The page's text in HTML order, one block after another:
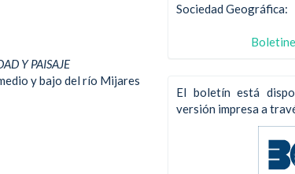
Y PAISAJE
y bajo del río Mijares
Sociedad Geográfica:
El boletín está
versión impresa a